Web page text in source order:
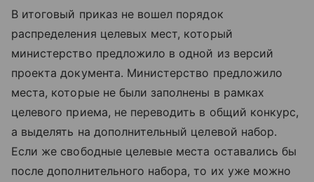
В итоговый приказ не вошел порядок
распределения целевых мест, который
министерство предложило в одной из версий
проекта документа. Министерство предложило
места, которые не были заполнены в рамках
целевого приема, не переводить в общий конкурс,
а выделять на дополнительный целевой набор.
Если же свободные целевые места оставались бы
после дополнительного набора, то их уже можно